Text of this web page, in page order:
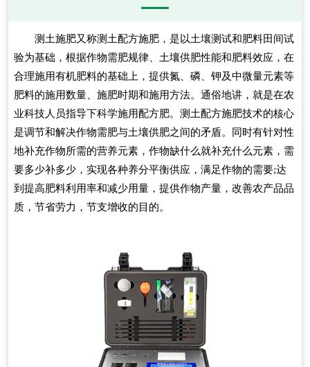
测土施肥又称测土配方施肥，是以土壤测试和肥料田间试
验为基础，根据作物需肥规律、土壤供肥性能和肥料效应，在
合理施用有机肥料的基础上，提供氮、磷、钾及中微量元素等
肥料的施用数量、施肥时期和施用方法。通俗地讲，就是在农
业科技人员指导下科学施用配方肥。测土配方施肥技术的核心
是调节和解决作物需肥与土壤供肥之间的矛盾。同时有针对性
地补充作物所需的营养元素，作物缺什么就补充什么元素，需
要多少补多少，实现各种养分平衡供应，满足作物的需要;达
到提高肥料利用率和减少用量，提供作物产量，改善农产品品
质，节省劳力，节支增收的目的。